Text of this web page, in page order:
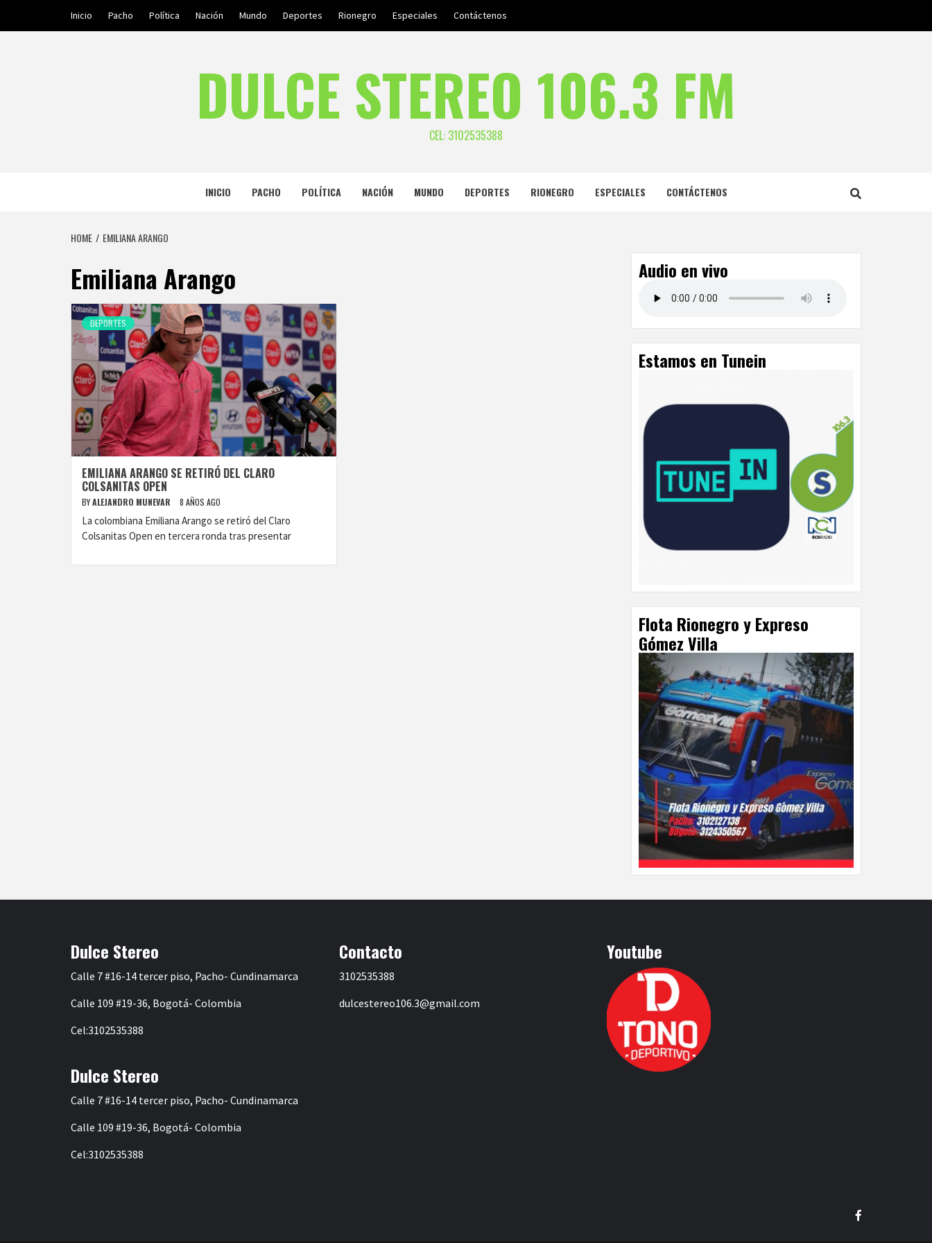
Inicio Pacho Política Nación Mundo Deportes Rionegro Especiales Contáctenos
DULCE STEREO 106.3 FM
CEL: 3102535388
INICIO PACHO POLÍTICA NACIÓN MUNDO DEPORTES RIONEGRO ESPECIALES CONTÁCTENOS
HOME EMILIANA ARANGO
Emiliana Arango
DEPORTES
EMILIANA ARANGO SE RETIRÓ DEL CLARO
COLSANITAS OPEN
BYALEJANDRO MUNEVAR 8 AÑOS AGO
La colombiana Emiliana Arango se retiró del Claro
Colsanitas Open en tercera ronda tras presentar
Audio en vivo
Estamos en Tunein
Flota Rionegro y Expreso
Gómez Villa
Dulce Stereo
Calle 7 #16-14 tercer piso, Pacho- Cundinamarca
Calle 109 #19-36, Bogotá- Colombia
Cel:3102535388
Dulce Stereo
Calle 7 #16-14 tercer piso, Pacho- Cundinamarca
Calle 109 #19-36, Bogotá- Colombia
Cel:3102535388
Contacto
3102535388
dulcestereo106.3@gmail.com
Youtube
Facebook